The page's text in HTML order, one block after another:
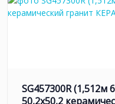
SG457300R (1,512м
50,2x50,2